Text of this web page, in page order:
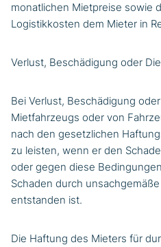
monatlichen Mietpreise sowie
Logistikkosten dem Mieter in
Verlust, Beschädigung oder
Bei Verlust, Beschädigung
Mietfahrzeugs oder von
nach den gesetzlichen
zu leisten, wenn er den
oder gegen diese
Schaden durch
entstanden ist.
Die Haftung des Mieters für